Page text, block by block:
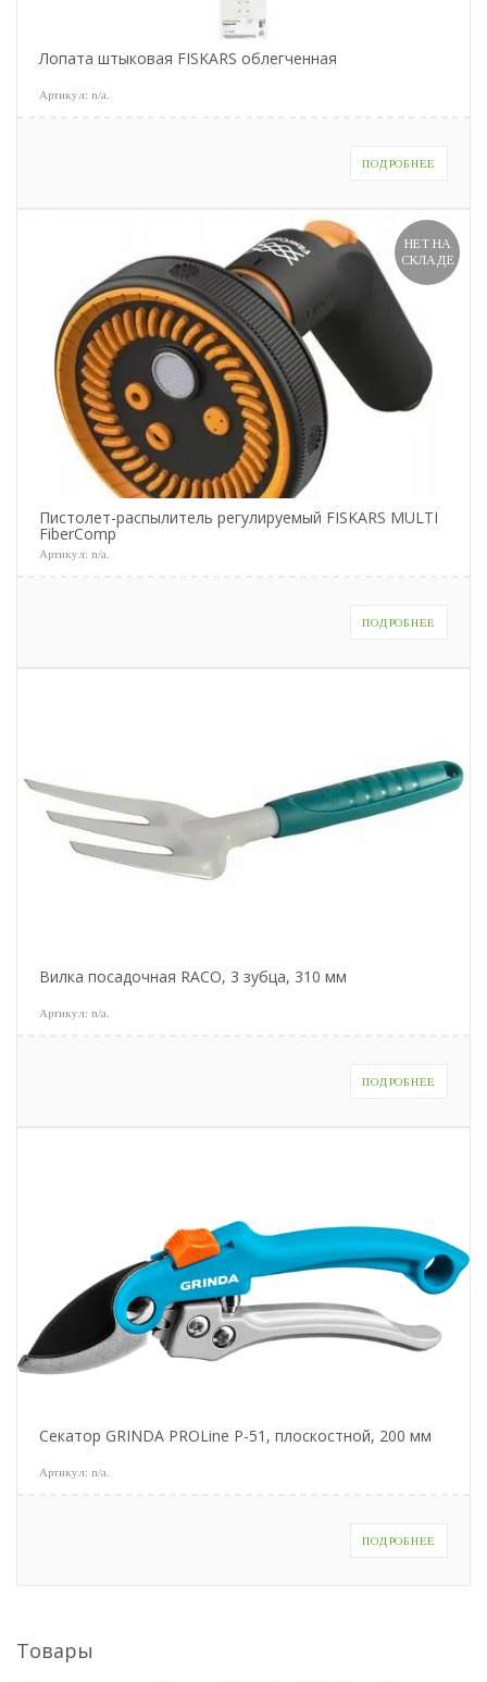
Лопата штыковая FISKARS облегченная
Артикул: n/a
ПОДРОБНЕЕ
НЕТ НА
СКЛАДЕ
Пистолет-распылитель регулируемый FISKARS MULTI
FiberComp
Артикул: n/a
ПОДРОБНЕЕ
Вилка посадочная RACO, 3 зубца, 310 мм
Артикул: n/a
ПОДРОБНЕЕ
Секатор GRINDA PROLine P-51, плоскостной, 200 мм
Артикул: n/a
ПОДРОБНЕЕ
Товары